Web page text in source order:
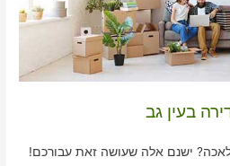
בעין גב
ישנם אלה שעושה זאת עבורכם!